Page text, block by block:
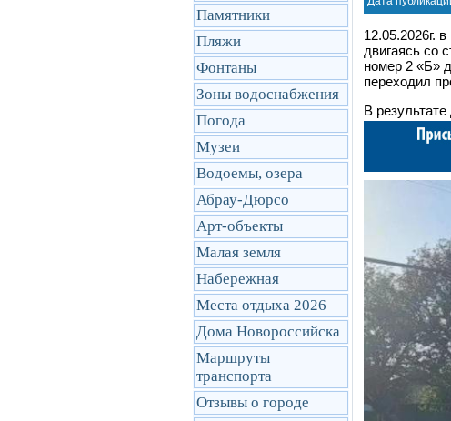
Памятники
Пляжи
Фонтаны
Зоны водоснабжения
Погода
Музеи
Водоемы, озера
Абрау-Дюрсо
Арт-объекты
Малая земля
Набережная
Места отдыха 2026
Дома Новороссийска
Маршруты
транcпорта
Отзывы о городе
12.05.2026г.
двигаясь со
номер 2 «Б»
переходил
В